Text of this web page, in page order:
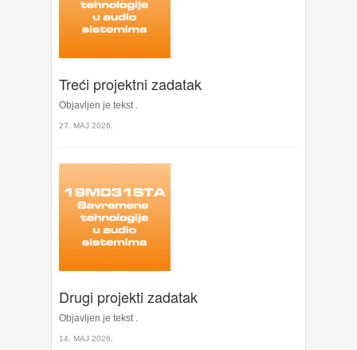
Treći projektni zadatak
Objavljen je tekst .
27. MAJ 2026.
Drugi projekti zadatak
Objavljen je tekst .
14. MAJ 2026.